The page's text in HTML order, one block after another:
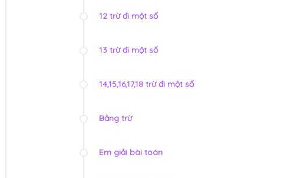
12 trừ đi một số
13 trừ đi một số
14,15,16,17,18 trừ đi một số
Bảng trừ
Em giải bài toán